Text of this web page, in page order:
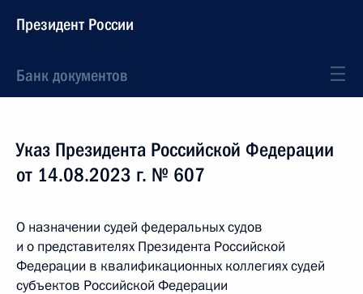
Президент России
Банк документов
Указ Президента Российской Федерации
от 14.08.2023 г. № 607
О назначении судей федеральных судов
и о представителях Президента Российской
Федерации в квалификационных коллегиях судей
субъектов Российской Федерации